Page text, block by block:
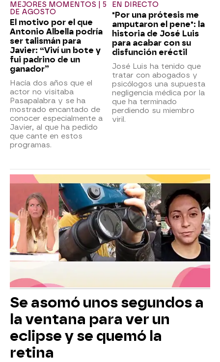
MEJORES MOMENTOS | 5
DE AGOSTO
El motivo por el que
Antonio Albella podría
ser talismán para
Javier: “Viví un bote y
fui padrino de un
ganador”
Hacía dos años que el
actor no visitaba
Pasapalabra y se ha
mostrado encantado de
conocer especialmente a
Javier, al que ha pedido
que cante en estos
programas.
EN DIRECTO
"Por una prótesis me
amputaron el pene": la
historia de José Luis
para acabar con su
disfunción eréctil
José Luis ha tenido que
tratar con abogados y
psicólogos una supuesta
negligencia médica por la
que ha terminado
perdiendo su miembro
viril.
Se asomó unos segundos a
la ventana para ver un
eclipse y se quemó la
retina